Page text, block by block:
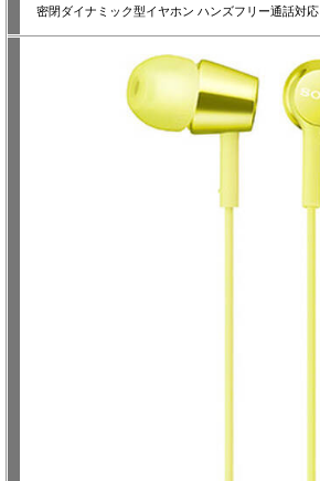
密閉ダイナミック型イヤホン ハンズフリー通話対応